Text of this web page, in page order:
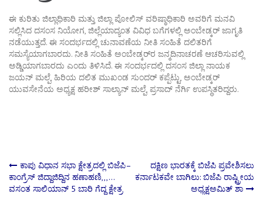
ಈ ಕುರಿತು ಜಿಲ್ಲಾಧಿಕಾರಿ ಮತ್ತು ಜಿಲ್ಲಾ ಪೋಲಿಸ್ ವರಿಷ್ಠಾಧಿಕಾರಿ ಅವರಿಗೆ ಮನವಿ
ಸಲ್ಲಿಸಿದ ದಸಂಸ ನಿಯೋಗ, ಜಿಲ್ಲೆಯಾದ್ಯಂತ ವಿವಿಧ ಬಗೆಗಳಲ್ಲಿ ಅಂಬೇಡ್ಕರ್ ಜಾಗೃತಿ
ನಡೆಯುತ್ತದೆ. ಈ ಸಂದರ್ಭದಲ್ಲಿ ಚುನಾವಣೆಯ ನೀತಿ ಸಂಹಿತೆ ದಲಿತರಿಗೆ
ಸಮಸ್ಯೆಯಾಗಬಾರದು. ನೀತಿ ಸಂಹಿತೆ ಅಂಬೇಡ್ಕರ್‌ರ ಜನ್ಮದಿನಾಚರಣೆ ಆಚರಿಸುವಲ್ಲಿ
ಅಡ್ಡಿಯಾಗಬಾರದು ಎಂದು ತಿಳಿಸಿದೆ. ಈ ಸಂದರ್ಭದಲ್ಲಿ ದಸಂಸ ಜಿಲ್ಲಾ ನಾಯಕ
ಜಯನ್ ಮಲ್ಪೆ, ಹಿರಿಯ ದಲಿತ ಮುಖಂಡ ಸುಂದರ್ ಕಪ್ಪೆಟ್ಟು, ಅಂಬೇಡ್ಕರ್
ಯುವಸೇನೆಯ ಅಧ್ಯಕ್ಷ ಹರೀಶ್ ಸಾಲ್ಯಾನ್ ಮಲ್ಪೆ, ಪ್ರಸಾದ್ ನೆರ್ಗಿ ಉಪಸ್ಥಿತರಿದ್ದರು.
Post
navigation
ಕಾಪು ವಿಧಾನ ಸಭಾ ಕ್ಷೇತ್ರದಲ್ಲಿ ಬಿಜೆಪಿ–
ಕಾಂಗ್ರೆಸ್ ಜಿದ್ದಾಜಿದ್ದಿನ ಹಣಾಹಣಿ,,,…
ವಸಂತ ಸಾಲಿಯಾನ್‌ 5 ಬಾರಿ ಗೆದ್ದ ಕ್ಷೇತ್ರ
ದಕ್ಷಿಣ ಭಾರತಕ್ಕೆ ಬಿಜೆಪಿ ಪ್ರವೇಶಿಸಲು
ಕರ್ನಾಟಕವೇ ಬಾಗಿಲು: ಬಿಜೆಪಿ ರಾಷ್ಟ್ರೀಯ
ಅಧ್ಯಕ್ಷಅಮಿತ್ ಶಾ